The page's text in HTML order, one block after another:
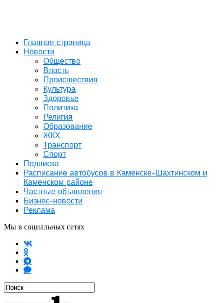
Главная страница
Новости
Общество
Власть
Происшествия
Культура
Здоровье
Политика
Религия
Образование
ЖКХ
Транспорт
Спорт
Подписка
Расписание автобусов в Каменске-Шахтинском и
Каменском районе
Частные объявления
Бизнес-новости
Реклама
Мы в социальных сетях